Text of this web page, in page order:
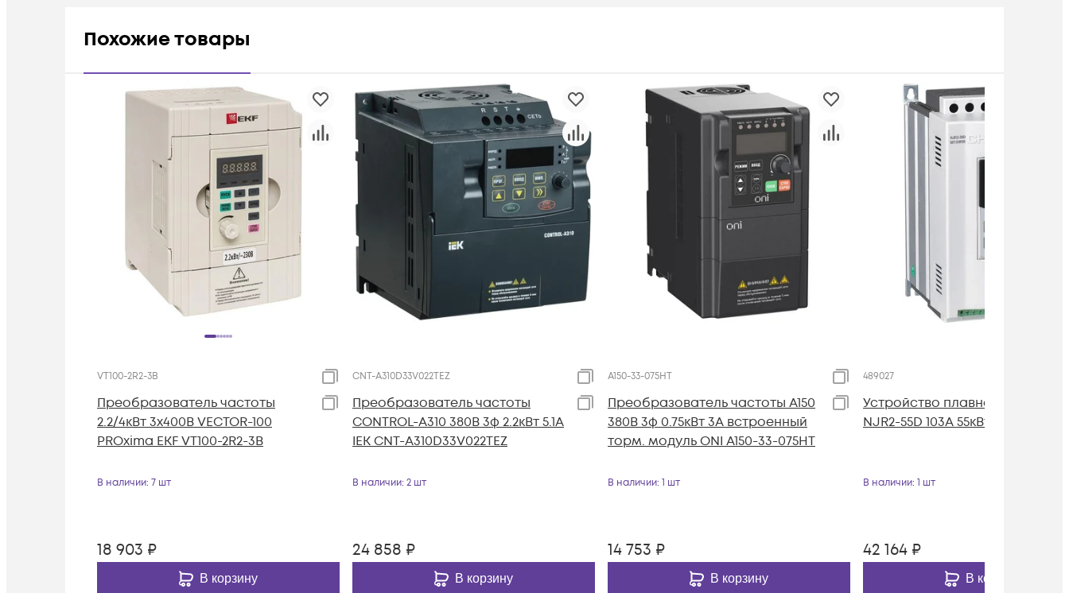
Похожие товары
VT100-2R2-3B
Преобразователь частоты
2.2/4кВт 3х400В VECTOR-100
PROxima EKF VT100-2R2-3B
В наличии: 7 шт
18 903 ₽
В корзину
CNT-A310D33V022TEZ
Преобразователь частоты
CONTROL-A310 380В 3ф 2.2кВт 5.1А
IEK CNT-A310D33V022TEZ
В наличии: 2 шт
24 858 ₽
В корзину
A150-33-075HT
Преобразователь частоты A150
380В 3ф 0.75кВт 3А встроенный
торм. модуль ONI A150-33-075HT
В наличии: 1 шт
14 753 ₽
В корзину
489027
Устройство плавного пуска
NJR2-55D 103А 55кВт CHINT
В наличии: 1 шт
42 164 ₽
В корзину